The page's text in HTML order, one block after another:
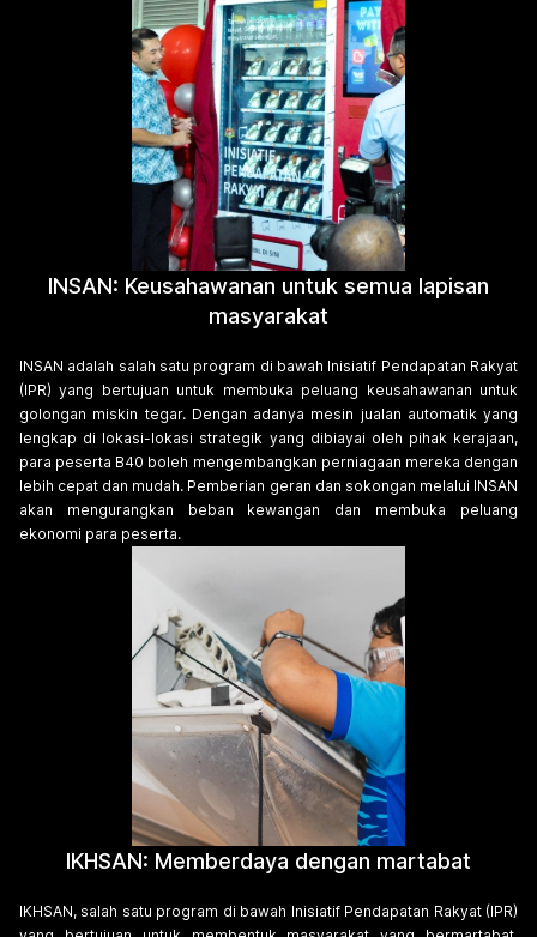
INSAN: Keusahawanan untuk semua lapisan
masyarakat
INSAN adalah salah satu program di bawah Inisiatif Pendapatan Rakyat
(IPR) yang bertujuan untuk membuka peluang keusahawanan untuk
golongan miskin tegar. Dengan adanya mesin jualan automatik yang
lengkap di lokasi-lokasi strategik yang dibiayai oleh pihak kerajaan,
para peserta B40 boleh mengembangkan perniagaan mereka dengan
lebih cepat dan mudah. Pemberian geran dan sokongan melalui INSAN
akan mengurangkan beban kewangan dan membuka peluang
ekonomi para peserta.
IKHSAN: Memberdaya dengan martabat
IKHSAN, salah satu program di bawah Inisiatif Pendapatan Rakyat (IPR)